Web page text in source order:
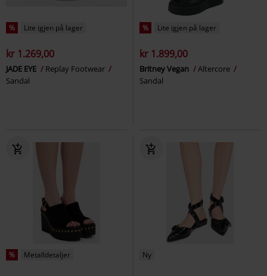
% Lite igjen på lager
kr 1.269,00
JADE EYE
Replay Footwear
Sandal
% Lite igjen på lager
kr 1.899,00
Britney Vegan
Altercore
Sandal
% Metalldetaljer Ny